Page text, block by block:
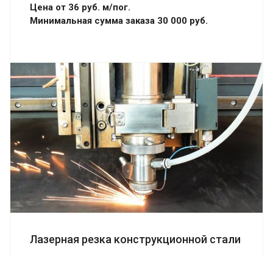
Цена от 36 руб. м/пог.
Минимальная сумма заказа 30 000 руб.
Лазерная резка конструкционной стали